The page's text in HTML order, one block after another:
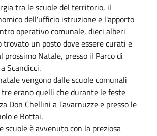
tra le scuole del territorio, il
dell'ufficio istruzione e l'apporto
operativo comunale, dieci alberi
trovato un posto dove essere curati e
prossimo Natale, presso il Parco di
Scandicci.
vengono dalle scuole comunali
erano quelli che durante le feste
Don Chellini a Tavarnuzze e presso le
e Bottai.
scuole è avvenuto con la preziosa